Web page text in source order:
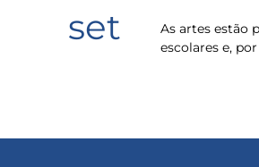
set
As artes estão
escolares e,